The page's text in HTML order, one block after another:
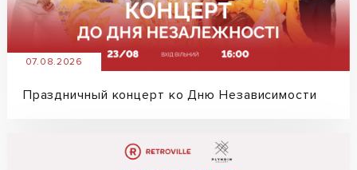
07.08.2026
Праздничный концерт ко Дню Независимости